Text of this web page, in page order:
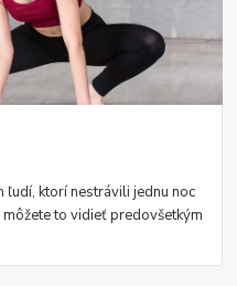
ľudí, ktorí nestrávili jednu noc
to vidieť predovšetkým